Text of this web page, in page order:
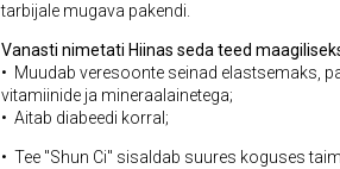
tarbijale mugava pakendi.
Vanasti nimetati Hiinas seda teed
• Muudab veresoonte seinad elastsemaks,
vitamiinide ja mineraalainetega;
• Aitab diabeedi korral;
• Tee "Shun Ci" sisaldab suures koguses